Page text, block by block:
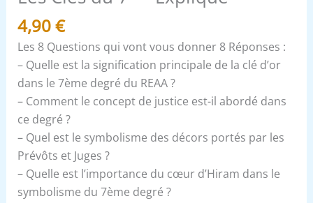
4,90€
Les 8 Questions qui vont vous donner 8 Réponses :
– Quelle est la signification principale de la clé d’or
dans le 7ème degré du REAA ?
– Comment le concept de justice est-il abordé dans
ce degré ?
– Quel est le symbolisme des décors portés par les
Prévôts et Juges ?
– Quelle est l’importance du cœur d’Hiram dans le
symbolisme du 7ème degré ?